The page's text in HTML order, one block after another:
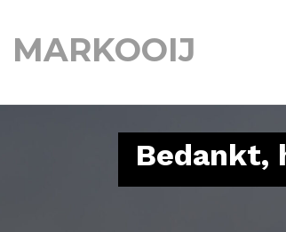
MARKOOIJ
Bedankt,